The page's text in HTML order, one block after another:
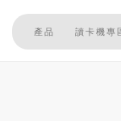
產品 讀卡機專